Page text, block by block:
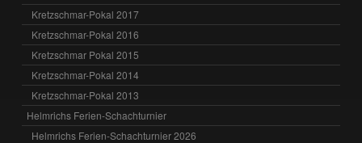
Kretzschmar-Pokal 2017
Kretzschmar-Pokal 2016
Kretzschmar Pokal 2015
Kretzschmar-Pokal 2014
Kretzschmar-Pokal 2013
Helmrichs Ferien-Schachturnier
Helmrichs Ferien-Schachturnier 2026